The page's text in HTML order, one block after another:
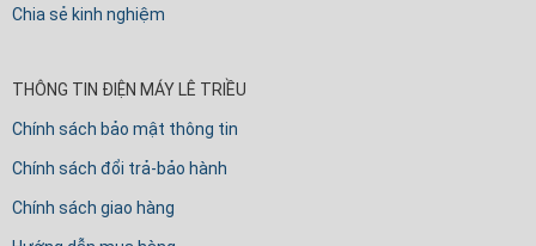
Chia sẻ kinh nghiệm
THÔNG TIN ĐIỆN MÁY LÊ TRIỀU
Chính sách bảo mật thông tin
Chính sách đổi trả-bảo hành
Chính sách giao hàng